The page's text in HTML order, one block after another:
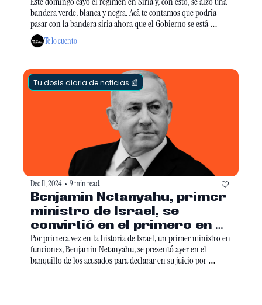
bandera verde, blanca y negra. Acá te contamos que podría
pasar con la bandera siria ahora que el Gobierno se está
Te lo cuento
Tu dosis diaria de noticias 📰
Dec 11, 2024 • 9 min read
Benjamin Netanyahu, primer
ministro de Israel, se
convirtió en el primero en
su cargo en sentarse a
enfrentar un juicio penal de
corrupción.
Por primera vez en la historia de Israel, un primer ministro en
funciones, Benjamin Netanyahu, se presentó ayer en el
banquillo de los acusados para declarar en su juicio por